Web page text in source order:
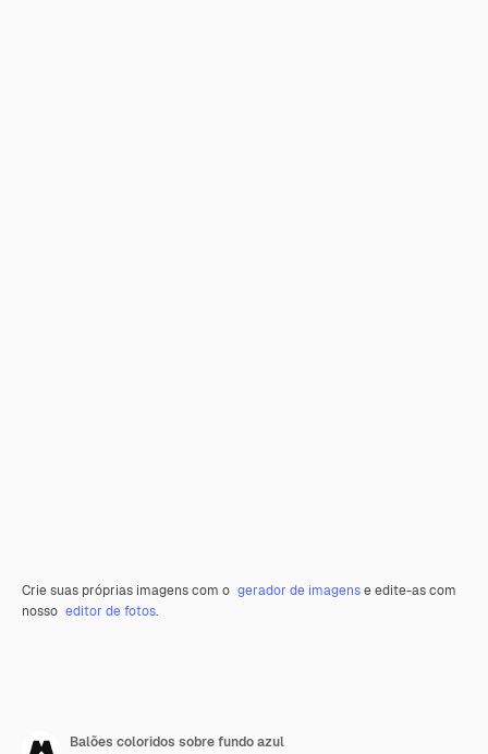
Crie suas próprias imagens com o gerador de imagense edite-as com
nosso editor de fotos.
Balões coloridos sobre fundo azul